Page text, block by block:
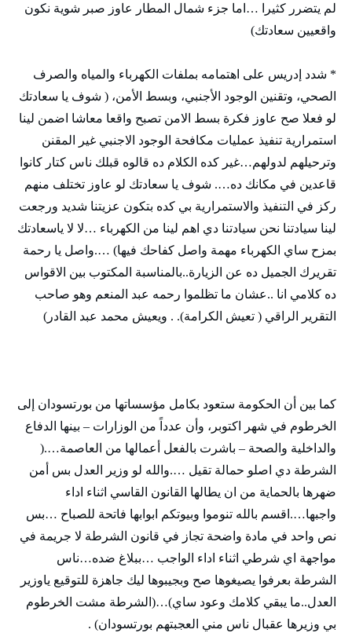
لم يتضرر كثيرا …اما جزء شمال المطار عاوز صبر شوية نكون
واقعيين سعادتك)
* شدد إدريس على اهتمامه بملفات الكهرباء والمياه والصرف
الصحي، وتقنين الوجود الأجنبي، وبسط الأمن، ( شوف يا سعادتك
لو فعلا صح عاوز فكرة بسط الامن تصبح واقعا معاشا اضمن لينا
استمرارية تنفيذ عمليات مكافحة الوجود الاجنبي غير المقنن
وترحيلهم لدولهم…غير كده الكلام ده قالوه قبلك ناس كتار كانوا
قاعدين في مكانك ده…. شوف يا سعادتك لو عاوز تختلف منهم
ركز في التنفيذ والاستمرارية بي كده بتكون عزيتنا شديد ورجعت
لينا سيادتنا نحن سيادتنا دي اهم لينا من الكهرباء …لا لا ياسعادتك
بمزح ساي الكهرباء مهمة واصل كفاحك فيها) ….واصل يا رحمة
تقريرك الجميل ده عن الزيارة..بالمناسبة المكتوب بين الاقواس
ده كلامي انا ..عشان ما تظلموا رحمه عبد المنعم وهو صاحب
التقرير الراقي ( تعيش الكرامة). . ويعيش محمد عبد القادر)
كما بين أن الحكومة ستعود بكامل مؤسساتها من بورتسودان إلى
الخرطوم في شهر اكتوبر، وأن عدداً من الوزارات – بينها الدفاع
والداخلية والصحة – باشرت بالفعل أعمالها من العاصمة….(
الشرطة دي اصلو حمالة تقيل ….والله لو وزير العدل بس أمن
ضهرها بالحماية من ان يطالها القانون القاسي اثناء اداء
واجبها….اقسم بالله تنوموا وبيوتكم ابوابها فاتحة للصباح …بس
نص واحد في مادة واضحة تجاز في قانون الشرطة لا جريمة في
مواجهة اي شرطي اثناء اداء الواجب …ببلاغ ضده…ناس
الشرطة بعرفوا يصيغوها صح وبجيبوها ليك جاهزة للتوقيع ياوزير
العدل..ما يبقي كلامك وعود ساي)…(الشرطة مشت الخرطوم
بي وزيرها عقبال ناس مني العجبتهم بورتسودان) .